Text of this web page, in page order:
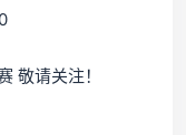
敬请关注！